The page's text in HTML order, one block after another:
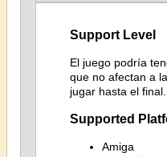
Support Level
El juego podría
que no afectan a
jugar hasta el final.
Supported
Amiga